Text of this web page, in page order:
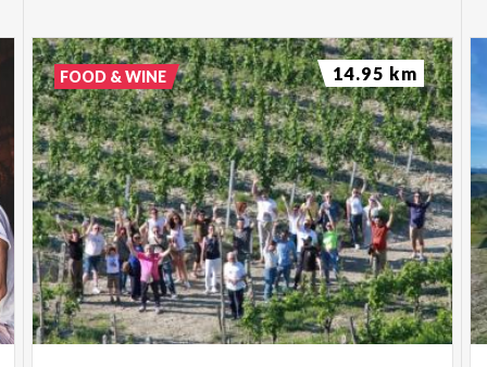
FOOD & WINE 14.95 km